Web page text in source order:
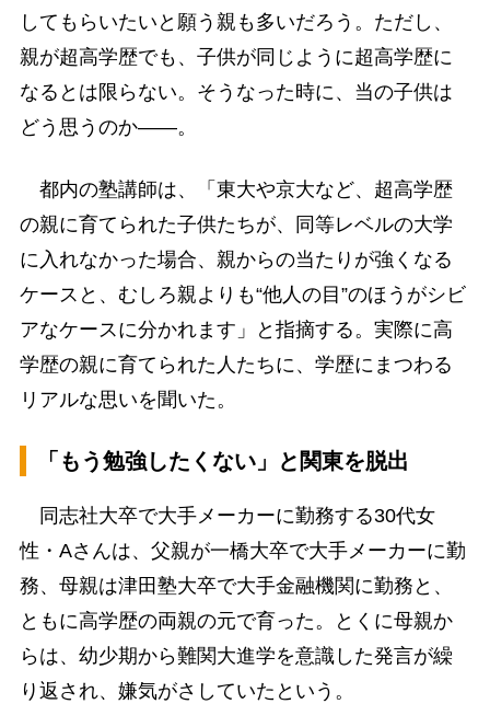
してもらいたいと願う親も多いだろう。ただし、
親が超高学歴でも、子供が同じように超高学歴に
なるとは限らない。そうなった時に、当の子供は
どう思うのか――。
都内の塾講師は、「東大や京大など、超高学歴
の親に育てられた子供たちが、同等レベルの大学
に入れなかった場合、親からの当たりが強くなる
ケースと、むしろ親よりも“他人の目”のほうがシビ
アなケースに分かれます」と指摘する。実際に高
学歴の親に育てられた人たちに、学歴にまつわる
リアルな思いを聞いた。
「もう勉強したくない」と関東を脱出
同志社大卒で大手メーカーに勤務する30代女
性・Aさんは、父親が一橋大卒で大手メーカーに勤
務、母親は津田塾大卒で大手金融機関に勤務と、
ともに高学歴の両親の元で育った。とくに母親か
らは、幼少期から難関大進学を意識した発言が繰
り返され、嫌気がさしていたという。